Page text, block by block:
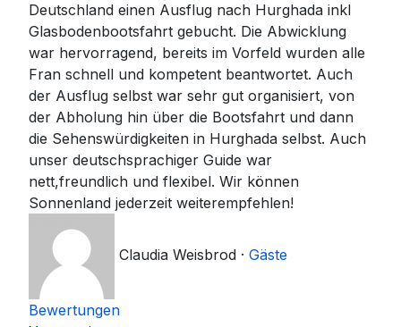
Deutschland einen Ausflug nach Hurghada inkl
Glasbodenbootsfahrt gebucht. Die Abwicklung
war hervorragend, bereits im Vorfeld wurden alle
Fran schnell und kompetent beantwortet. Auch
der Ausflug selbst war sehr gut organisiert, von
der Abholung hin über die Bootsfahrt und dann
die Sehenswürdigkeiten in Hurghada selbst. Auch
unser deutschsprachiger Guide war
nett,freundlich und flexibel. Wir können
Sonnenland jederzeit weiterempfehlen!
Claudia Weisbrod · Gäste
Bewertungen